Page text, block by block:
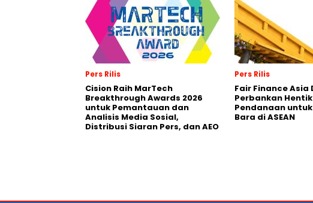
Pers Rilis
Cision Raih MarTech
Breakthrough Awards 2026
untuk Pemantauan dan
Analisis Media Sosial,
Distribusi Siaran Pers, dan AEO
Pers Rilis
Fair Finance Asia
Perbankan
Pendanaan
Bara di ASEAN